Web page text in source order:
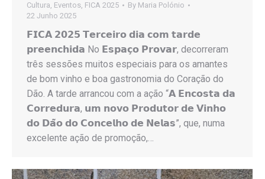
Cultura, Eventos, FICA 2025 By Maria Polónio
22 Junho 2025
𝗙𝗜𝗖𝗔 𝟮𝟬𝟮𝟱 𝗧𝗲𝗿𝗰𝗲𝗶𝗿𝗼 𝗱𝗶𝗮 𝗰𝗼𝗺 𝘁𝗮𝗿𝗱𝗲
𝗽𝗿𝗲𝗲𝗻𝗰𝗵𝗶𝗱𝗮 No 𝗘𝘀𝗽𝗮𝗰̧𝗼 𝗣𝗿𝗼𝘃𝗮𝗿, decorreram
três sessões muitos especiais para os amantes
de bom vinho e boa gastronomia do Coração do
Dão. A tarde arrancou com a ação “𝗔 𝗘𝗻𝗰𝗼𝘀𝘁𝗮 𝗱𝗮
𝗖𝗼𝗿𝗿𝗲𝗱𝘂𝗿𝗮, 𝘂𝗺 𝗻𝗼𝘃𝗼 𝗣𝗿𝗼𝗱𝘂𝘁𝗼𝗿 𝗱𝗲 𝗩𝗶𝗻𝗵𝗼
𝗱𝗼 𝗗𝗮̃𝗼 𝗱𝗼 𝗖𝗼𝗻𝗰𝗲𝗹𝗵𝗼 𝗱𝗲 𝗡𝗲𝗹𝗮𝘀”, que, numa
excelente ação de promoção,…